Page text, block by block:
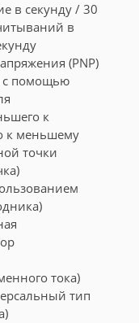
в секунду / 30
в
(PNP)
с помощью
к
к меньшему
точки
тока)
тип